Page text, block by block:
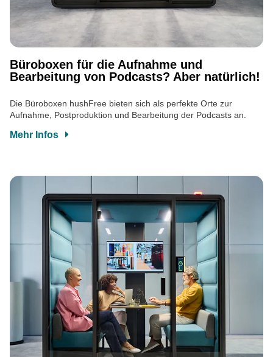
Büroboxen für die Aufnahme und
Bearbeitung von Podcasts? Aber natürlich!
Die Büroboxen hushFree bieten sich als perfekte Orte zur
Aufnahme, Postproduktion und Bearbeitung der Podcasts an.
Mehr Infos